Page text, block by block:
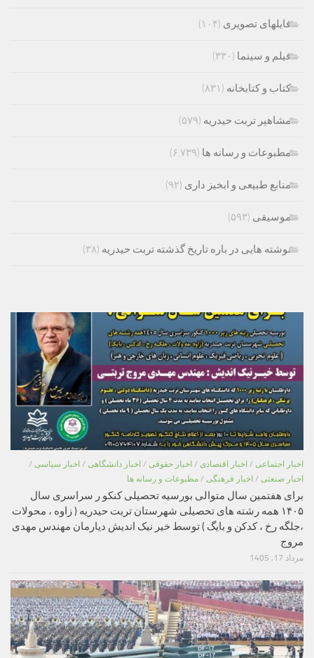
فایلهای تصویری (۱۰۴)
فیلم و سینما (۳۳۰)
کتاب و کتابخانه (۸۳۱)
مشاهیر تربت حیدریه (۵۷۹)
مطبوعات و رسانه ها (۶,۷۳۹)
منابع طبیعی و ابخیز داری (۹۲)
موسیقی (۵۹۳)
نوشته هایی در باره تاریخ گذشته تربت حیدریه (۳۸)
اخبار اجتماعی / اخبار اقتصادی / اخبار حقوقی / اخبار دانشگاهی / اخبار سیاسی /
اخبار صنعتی / اخبار فرهنگی / مطبوعات و رسانه ها
برای هفتمین سال متوالی بورسیه تحصیلی کنکو ر سراسری سال
۱۴۰۵ همه رشته های تحصیلی شهرستان تربت حیدریه ( زاوه ، محولات
،جلگه رخ ، کدکن و بایگ ) توسط خیر نیک اندیش دیارمان مهندس مهدی
مروج
مرداد 17, 1405